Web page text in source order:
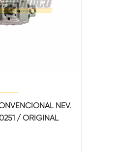
NEV.
/ ORIGINAL